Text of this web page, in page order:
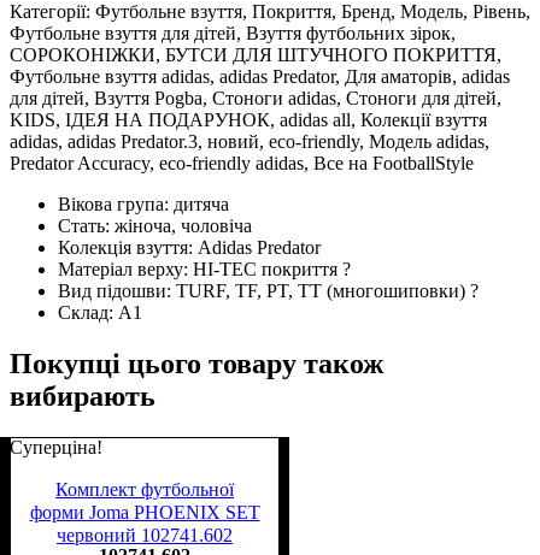
Категорії: Футбольне взуття, Покриття, Бренд, Модель, Рівень,
Футбольне взуття для дітей, Взуття футбольних зірок,
СОРОКОНІЖКИ, БУТСИ ДЛЯ ШТУЧНОГО ПОКРИТТЯ,
Футбольне взуття adidas, adidas Predator, Для аматорів, adidas
для дітей, Взуття Pogba, Стоноги adidas, Стоноги для дітей,
KIDS, ІДЕЯ НА ПОДАРУНОК, adidas all, Колекції взуття
adidas, adidas Predator.3, новий, eco-friendly, Модель adidas,
Predator Accuracy, eco-friendly adidas, Все на FootballStyle
Вікова група: дитяча
Стать: жіноча, чоловіча
Колекція взуття: Adidas Predator
Матеріал верху: HI-TEC покриття ?
Вид підошви: TURF, TF, PT, TT (многошиповки) ?
Склад: А1
Покупці цього товару також
вибирають
Суперціна!
Комплект футбольної
форми Joma PHOENIX SET
червоний 102741.602